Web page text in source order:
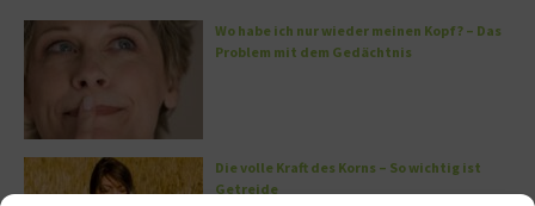
Wo habe ich nur wieder meinen Kopf? – Das
Problem mit dem Gedächtnis
Die volle Kraft des Korns – So wichtig ist
Getreide